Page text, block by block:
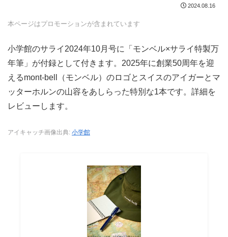
2024.08.16
本ページはプロモーションが含まれています
小学館のサライ2024年10月号に「モンベル×サライ特製万
年筆」が付録として付きます。2025年に創業50周年を迎
えるmont-bell（モンベル）のロゴとスイスのアイガーとマ
ッターホルンの山容をあしらった特別な1本です。詳細を
レビューします。
アイキャッチ画像出典: 小学館